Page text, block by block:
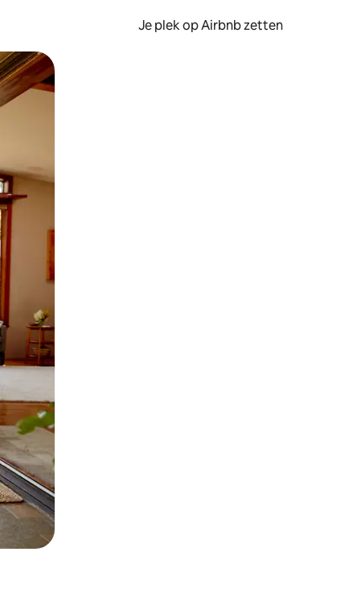
Je plek op Airbnb zetten
of swipen.